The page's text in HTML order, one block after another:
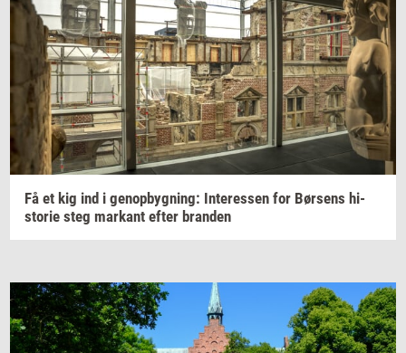
Få et kig ind i genop­byg­ning: In­ter­es­sen for Bør­sens hi­
sto­rie steg mar­kant efter bran­den